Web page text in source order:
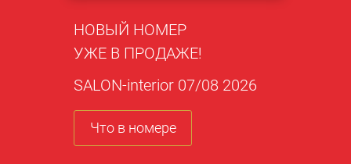
НОВЫЙ НОМЕР
УЖЕ В ПРОДАЖЕ!
SALON-interior 07/08 2026
Что в номере